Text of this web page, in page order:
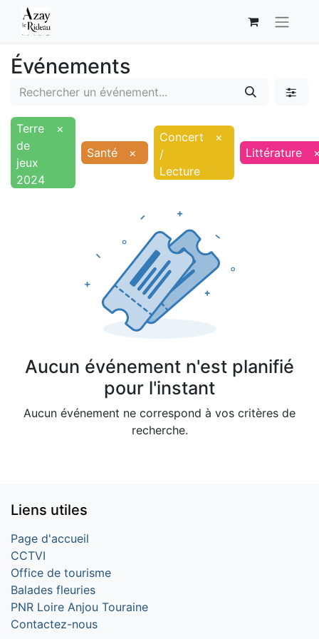
Événements
Terre
de
jeux
2024
×
Santé
×
Concert
/
Lecture
×
Littérature
Aucun événement n'est planifié
pour l'instant
Aucun événement ne correspond à vos critères de
recherche.
Liens utiles
Page d'accueil
CCTVI
Office de tourisme
Balades fleuries
PNR Loire Anjou Touraine
Contactez-nous